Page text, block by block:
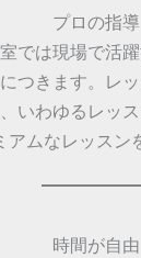
プロの指導
では現場で活
つきます。レ
いわゆるレッ
アムなレッスン
時間が自由